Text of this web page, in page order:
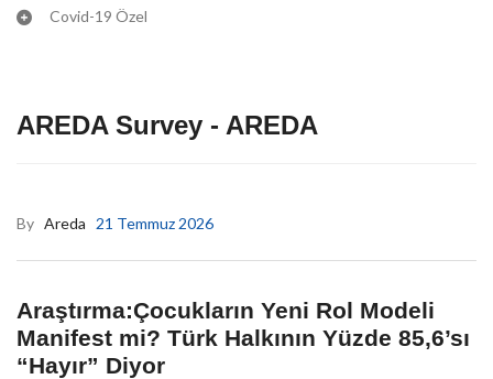
Covid-19 Özel
AREDA Survey - AREDA
By Areda 21 Temmuz 2026
Araştırma:Çocukların Yeni Rol Modeli
Manifest mi? Türk Halkının Yüzde 85,6’sı
“Hayır” Diyor